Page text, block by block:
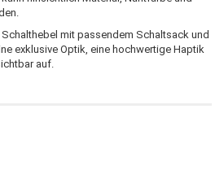
mit passendem Schaltsack und
exklusive Optik, eine hochwertige Haptik
auf.